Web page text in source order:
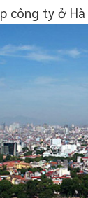
công ty ở